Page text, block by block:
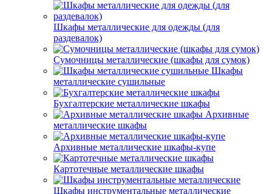
Шкафы металлические для одежды (для
раздевалок)
Сумочницы металлические (шкафы для сумок)
Шкафы
металлические сушильные
Бухгалтерские металлические шкафы
Архивные
металлические шкафы
Архивные металлические шкафы-купе
Картотечные металлические шкафы
Шкафы инструментальные металлические